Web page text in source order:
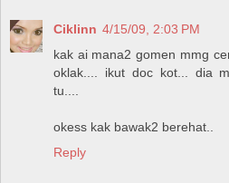
Ciklinn 4/15/09, 2:03 PM
kak ai mana2 gomen mmg
oklak.... ikut doc kot... dia
tu....
okess kak bawak2 berehat..
Reply